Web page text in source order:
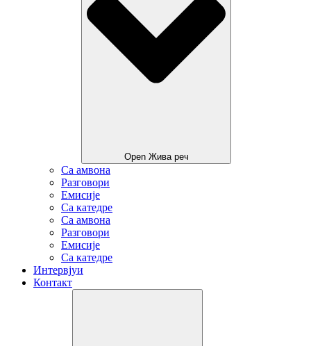
Open Жива реч
Са амвона
Разговори
Емисије
Са катедре
Са амвона
Разговори
Емисије
Са катедре
Интервјуи
Контакт